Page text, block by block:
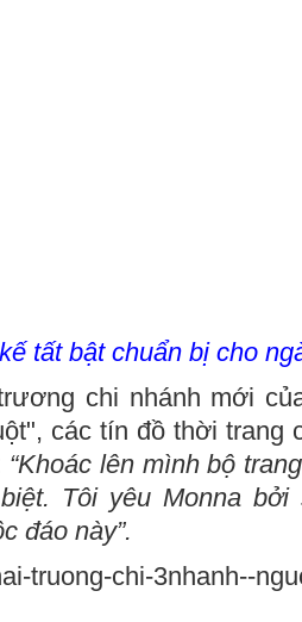
tất bật chuẩn bị cho
chi nhánh mới
các tín đồ thời trang
“Khoác lên mình bộ
Tôi yêu Monna
đáo này”.